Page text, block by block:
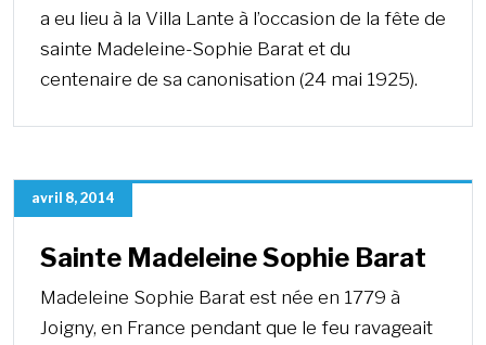
a eu lieu à la Villa Lante à l’occasion de la fête de
sainte Madeleine-Sophie Barat et du
centenaire de sa canonisation (24 mai 1925).
avril 8, 2014
Sainte Madeleine Sophie Barat
Madeleine Sophie Barat est née en 1779 à
Joigny, en France pendant que le feu ravageait